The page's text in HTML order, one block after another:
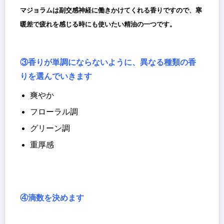
マジョラムは副交感神経に働きかけてくれる香りですので、寒
暖差で疲れを感じる時にも使いたい精油の一つです。
③香りが単調にならないように、異なる種類の香
りを選んでいきます
爽やか
フローラル調
グリーン調
重厚感
④滴数を決めます